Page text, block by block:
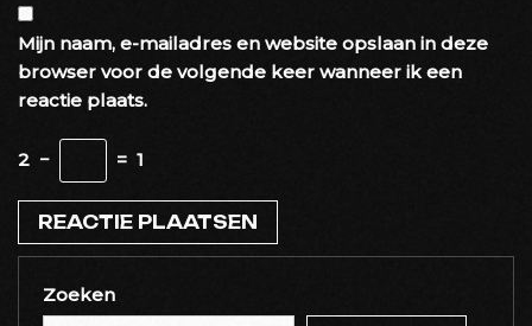
Mijn naam, e-mailadres en website opslaan in deze
browser voor de volgende keer wanneer ik een
reactie plaats.
2 − = 1
Zoeken